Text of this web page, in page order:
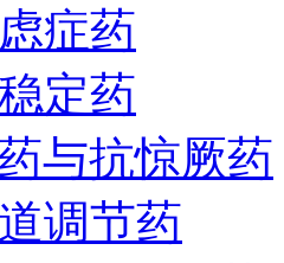
症药
定药
与抗惊厥药
调节药